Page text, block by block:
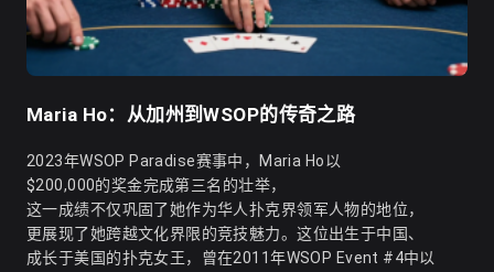
Maria Ho：从加州到WSOP的传奇之路
2023年WSOP Paradise赛事中，Maria Ho以
$200,000的奖金完成第三名的壮举，
这一成绩不仅巩固了她作为华人扑克界领军人物的地位，
更展现了她跨越文化界限的竞技魅力。这位出生于中国、
成长于美国的扑克女王，曾在2011年WSOP Event #4中以